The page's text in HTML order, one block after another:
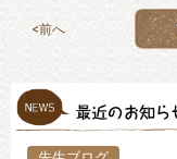
前へ